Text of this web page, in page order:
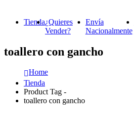
Tienda¿Quieres
Vender?
Envía
Nacionalmente
toallero con gancho
Home
Tienda
Product Tag -
toallero con gancho